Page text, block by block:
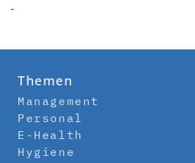
-
Themen
Management
Personal
E-Health
Hygiene